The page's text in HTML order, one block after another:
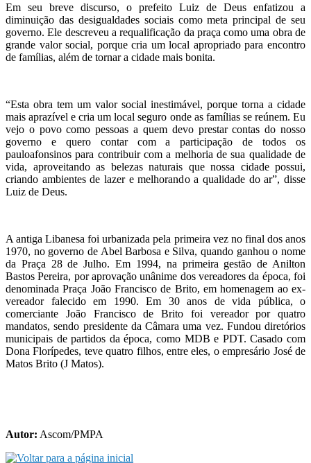
Em seu breve discurso, o prefeito Luiz de Deus enfatizou a
diminuição das desigualdades sociais como meta principal de seu
governo. Ele descreveu a requalificação da praça como uma obra de
grande valor social, porque cria um local apropriado para encontro
de famílias, além de tornar a cidade mais bonita.
“Esta obra tem um valor social inestimável, porque torna a cidade
mais aprazível e cria um local seguro onde as famílias se reúnem. Eu
vejo o povo como pessoas a quem devo prestar contas do nosso
governo e quero contar com a participação de todos os
pauloafonsinos para contribuir com a melhoria de sua qualidade de
vida, aproveitando as belezas naturais que nossa cidade possui,
criando ambientes de lazer e melhorando a qualidade do ar”, disse
Luiz de Deus.
A antiga Libanesa foi urbanizada pela primeira vez no final dos anos
1970, no governo de Abel Barbosa e Silva, quando ganhou o nome
da Praça 28 de Julho. Em 1994, na primeira gestão de Anilton
Bastos Pereira, por aprovação unânime dos vereadores da época, foi
denominada Praça João Francisco de Brito, em homenagem ao ex-
vereador falecido em 1990. Em 30 anos de vida pública, o
comerciante João Francisco de Brito foi vereador por quatro
mandatos, sendo presidente da Câmara uma vez. Fundou diretórios
municipais de partidos da época, como MDB e PDT. Casado com
Dona Florípedes, teve quatro filhos, entre eles, o empresário José de
Matos Brito (J Matos).
Autor: Ascom/PMPA